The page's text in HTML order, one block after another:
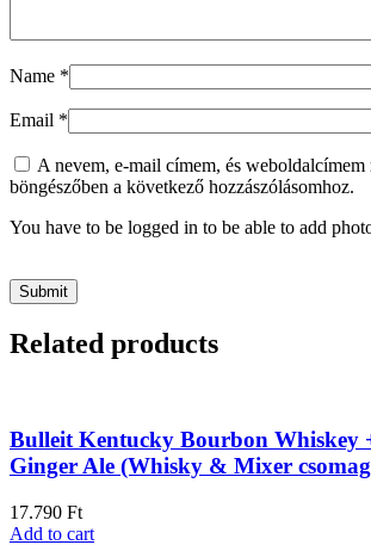
Name *
Email *
A nevem, e-mail címem, és weboldalcímem
böngészőben a következő hozzászólásomhoz.
You have to be logged in to be able to add
Related products
Bulleit Kentucky Bourbon Whiskey
Ginger Ale (Whisky & Mixer
17.790 Ft
Add to cart